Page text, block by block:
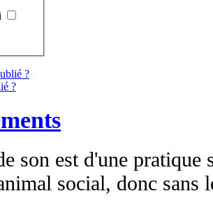
?
?
son est d'une
social, donc sans